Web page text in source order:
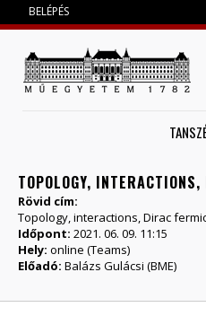
BELÉPÉS
TOPOLOGY,
Rövid cím:
Topology, interactions, Dirac
Időpont: 2021. 06. 09. 11:15
Hely: online (Teams)
Előadó: Balázs Gulácsi (BME)